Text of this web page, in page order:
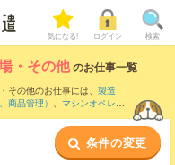
気になる! ログイン 検索
・その他のお仕事一覧
その他のお仕事には、 製造
商品管理） 、 マシンオペレー
条件の変更